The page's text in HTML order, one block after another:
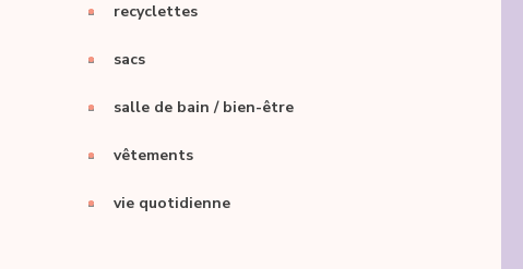
recyclettes
sacs
salle de bain / bien-être
vêtements
vie quotidienne